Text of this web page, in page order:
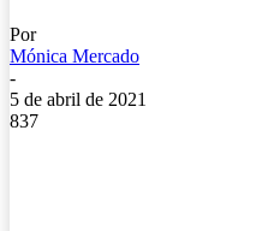
Por
Mónica Mercado
-
5 de abril de 2021
837